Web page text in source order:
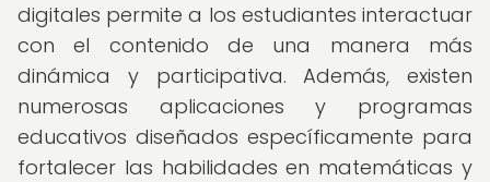
digitales permite a los estudiantes interactuar
con el contenido de una manera más
dinámica y participativa. Además, existen
numerosas aplicaciones y programas
educativos diseñados específicamente para
fortalecer las habilidades en matemáticas y